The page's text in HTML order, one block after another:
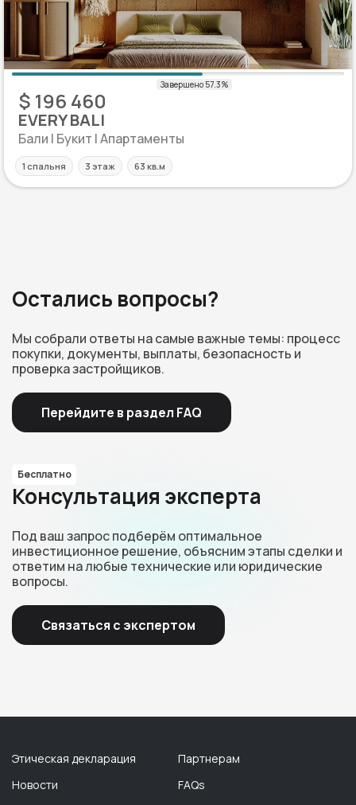
$ 196 460
EVERY BALI
Бали | Букит | Апартаменты
1 спальня 3 этаж 63 кв.м
Остались вопросы?
Мы собрали ответы на самые важные темы: процесс
покупки, документы, выплаты, безопасность и
проверка застройщиков.
Перейдите в раздел FAQ
Бесплатно
Консультация эксперта
Под ваш запрос подберём оптимальное
инвестиционное решение, объясним этапы сделки и
ответим на любые технические или юридические
вопросы.
Связаться с экспертом
Этическая декларация
Новости
Партнерам
FAQs